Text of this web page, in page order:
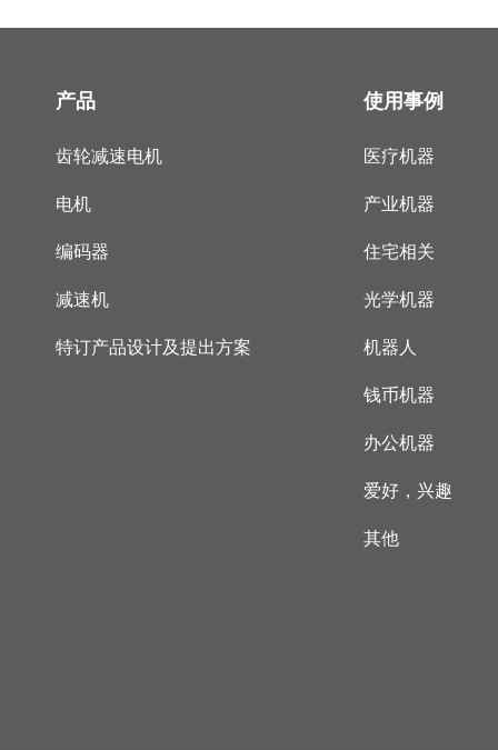
产品
齿轮减速电机
电机
编码器
减速机
特订产品设计及提出方案
使用事例
医疗机器
产业机器
住宅相关
光学机器
机器人
钱币机器
办公机器
爱好，兴趣
其他